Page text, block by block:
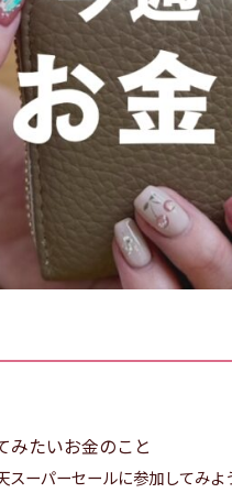
みたいお金のこと
スーパーセールに参加してみよ